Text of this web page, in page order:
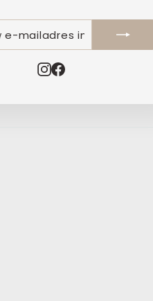
Instagram
Facebook
van de bedelarmband